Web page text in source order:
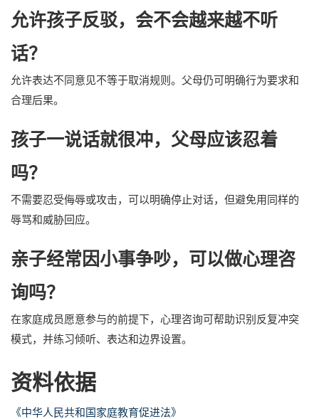
允许孩子反驳，会不会越来越不听
话？
允许表达不同意见不等于取消规则。父母仍可明确行为要求和
合理后果。
孩子一说话就很冲，父母应该忍着
吗？
不需要忍受侮辱或攻击，可以明确停止对话，但避免用同样的
辱骂和威胁回应。
亲子经常因小事争吵，可以做心理咨
询吗？
在家庭成员愿意参与的前提下，心理咨询可帮助识别反复冲突
模式，并练习倾听、表达和边界设置。
资料依据
《中华人民共和国家庭教育促进法》